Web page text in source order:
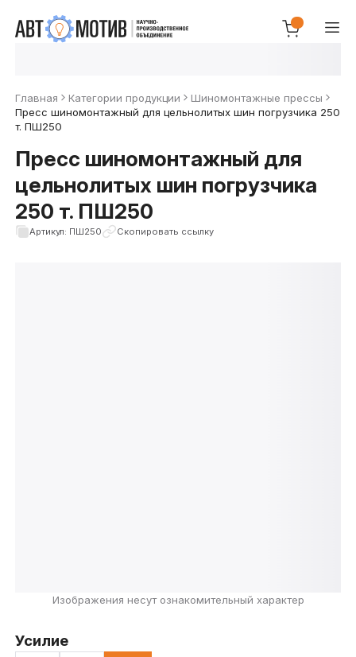
Главная Категории продукции
Шиномонтажные прессы
Пресс шиномонтажный для цельнолитых шин погрузчика 250
т. ПШ250
Пресс шиномонтажный для
цельнолитых шин погрузчика
250 т. ПШ250
Артикул: ПШ250 Скопировать ссылку
Изображения несут ознакомительный характер
Усилие